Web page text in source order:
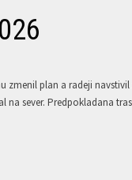
zmenil plan a radeji
na sever. Predpokladana